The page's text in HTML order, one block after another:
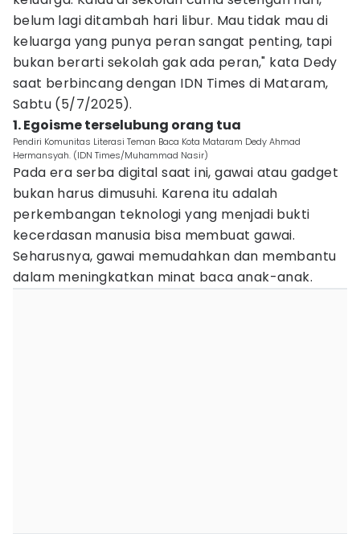
belum lagi ditambah hari libur. Mau tidak mau di
keluarga yang punya peran sangat penting, tapi
bukan berarti sekolah gak ada peran," kata Dedy
saat berbincang dengan IDN Times di Mataram,
Sabtu (5/7/2025).
1. Egoisme terselubung orang tua
Pendiri Komunitas Literasi Teman Baca Kota Mataram Dedy Ahmad
Hermansyah. (IDN Times/Muhammad Nasir)
Pada era serba digital saat ini, gawai atau gadget
bukan harus dimusuhi. Karena itu adalah
perkembangan teknologi yang menjadi bukti
kecerdasan manusia bisa membuat gawai.
Seharusnya, gawai memudahkan dan membantu
dalam meningkatkan minat baca anak-anak.